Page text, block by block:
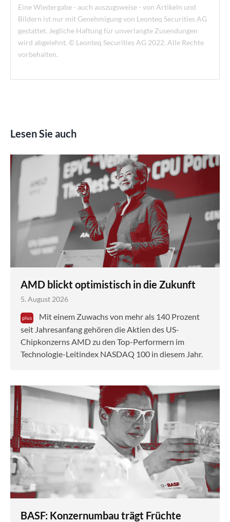
Eine Wiedergabe - auch auszugsweise - von Artikeln und
Bildern ist nur mit Genehmigung von Leonteq Securities AG
gestattet. Jegliche Haftung für unverlangte Zusendungen
wird abgelehnt. © Leonteq Securities AG 2022. Alle Rechte
vorbehalten.
Lesen Sie auch
AMD blickt optimistisch in die Zukunft
5. August 2026
Mit einem Zuwachs von mehr als 140 Prozent
seit Jahresanfang gehören die Aktien des US-
Chipkonzerns AMD zu den Top-Performern im
Technologie-Leitindex NASDAQ 100 in diesem Jahr.
BASF: Konzernumbau trägt Früchte